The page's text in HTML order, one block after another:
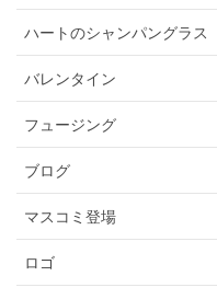
ハートのシャンパングラス
バレンタイン
フュージング
ブログ
マスコミ登場
ロゴ